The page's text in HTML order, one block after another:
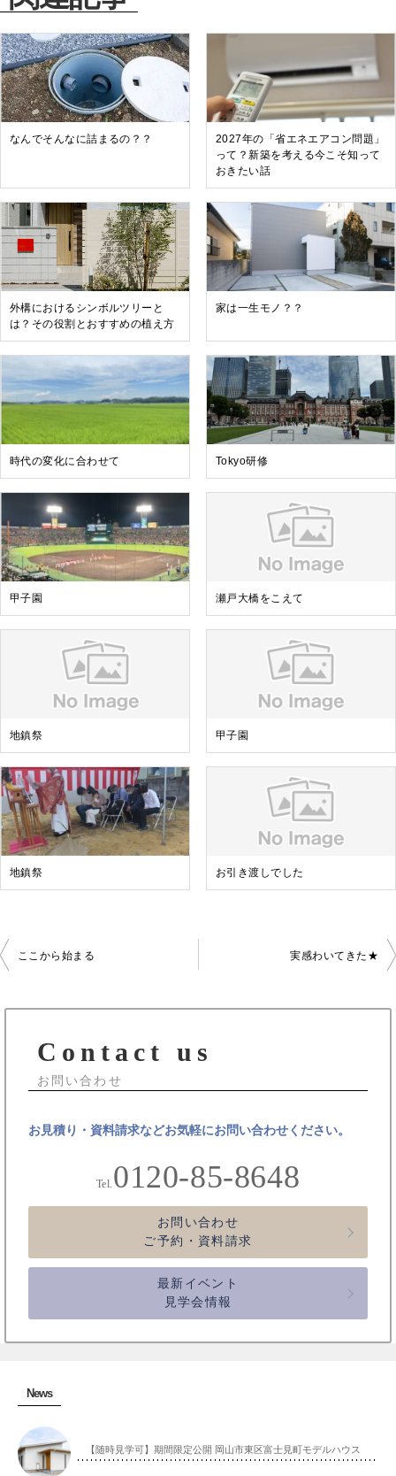
なんでそんなに詰まるの？？
2027年の「省エネエアコン問題」
って？新築を考える今こそ知って
おきたい話
外構におけるシンボルツリーと
は？その役割とおすすめの植え方
家は一生モノ？？
時代の変化に合わせて Tokyo研修
甲子園 瀬戸大橋をこえて
地鎮祭 甲子園
地鎮祭 お引き渡しでした
投
ン
ここから始まる 実感わいてきた★
Contact us
お問い合わせ
お見積り・資料請求などお気軽にお問い合わせください。
Tel. 0120-85-8648
お問い合わせ
ご予約・資料請求
最新イベント
見学会情報
News
【随時見学可】期間限定公開 岡山市東区富士見町モデルハウス